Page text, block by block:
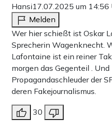
Hansi17.07.2025 um 14:56
Melden
Wer hier schießt ist Oskar
Sprecherin Wagenknecht.
Lafontaine ist ein reiner
morgen das Gegenteil .
Propagandaschleuder der
deren Fakejournalismus.
30